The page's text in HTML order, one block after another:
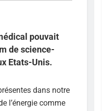
pouvait
de science-
Etats-Unis.
dans notre
l’énergie comme